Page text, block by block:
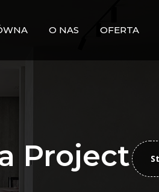
O NAS OFERTA
Project